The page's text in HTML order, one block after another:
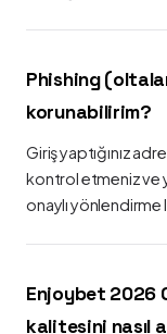
Phishing
korunabilirim?
Giriş yaptığınız
kontrol etmeniz ve
onaylı yönlendirme
Enjoybet 2026
kalitesini nasıl